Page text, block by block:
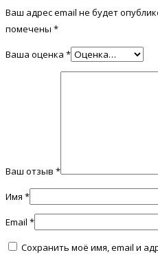
Ваш адрес email не будет
помечены *
Ваша оценка *
Ваш отзыв *
Имя *
Email *
Сохранить моё имя, email и